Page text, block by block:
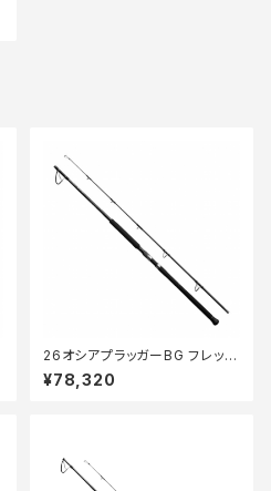
26オシアプラッガーBG フレック
スエナジー S83H
¥78,320